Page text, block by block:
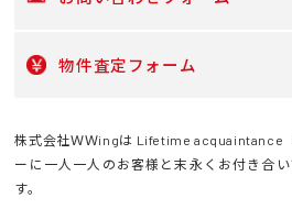
物件査定フォーム
株式会社ＷＷingは Lifetime acquaintance
ーに一人一人のお客様と末永くお付き合
す。